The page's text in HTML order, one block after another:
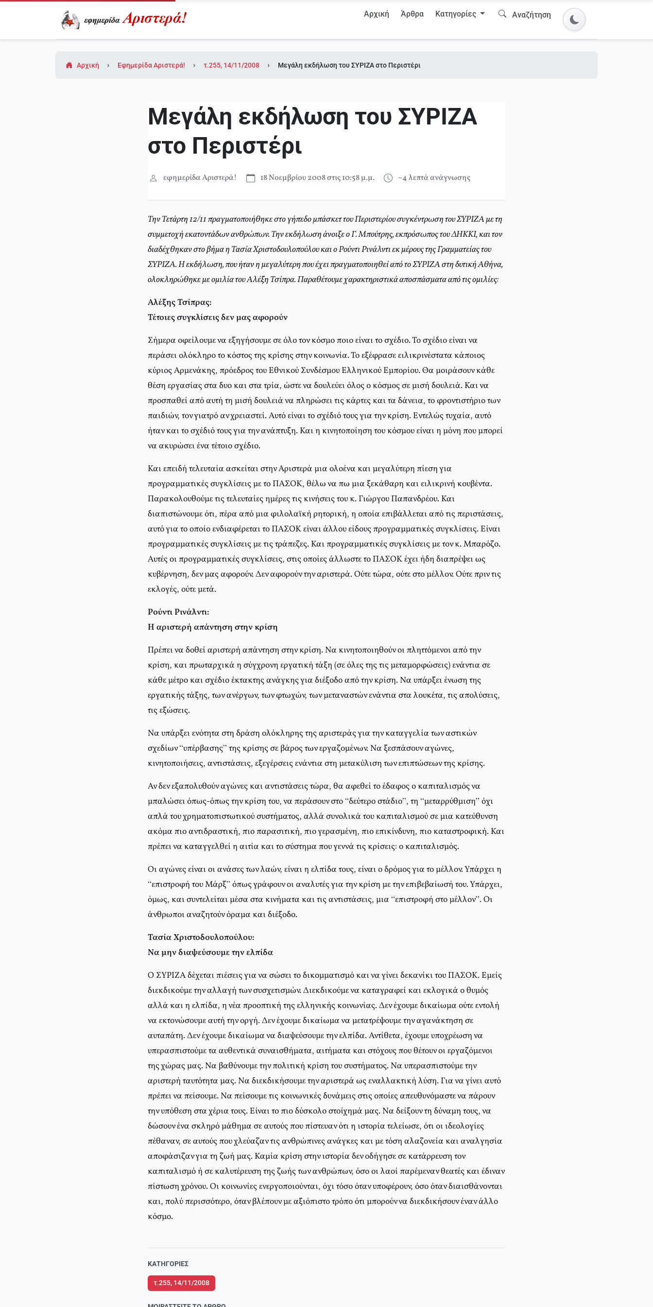
Αρχική Άρθρα Κατηγορίες Αναζήτηση
Αρχική Εφημερίδα Αριστερά! τ.255, 14/11/2008 Μεγάλη εκδήλωση του ΣΥΡΙΖΑ στο Περιστέρι
Μεγάλη εκδήλωση του ΣΥΡΙΖΑ
στο Περιστέρι
εφημερίδα Αριστερά! 18 Νοεμβρίου 2008 στις 10:58 μ.μ. ~4 λεπτά ανάγνωσης
Την Τετάρτη 12/11 πραγματοποιήθηκε στο γήπεδο μπάσκετ του Περιστερίου συγκέντρωση του ΣΥΡΙΖΑ με τη
συμμετοχή εκατοντάδων ανθρώπων. Την εκδήλωση άνοιξε ο Γ. Μπούτρης, εκπρόσωπος του ΔΗΚΚΙ, και τον
διαδέχθηκαν στο βήμα η Τασία Χριστοδουλοπούλου και ο Ρούντι Ρινάλντι εκ μέρους της Γραμματείας του
ΣΥΡΙΖΑ. Η εκδήλωση, που ήταν η μεγαλύτερη που έχει πραγματοποιηθεί από το ΣΥΡΙΖΑ στη δυτική Αθήνα,
ολοκληρώθηκε με ομιλία του Αλέξη Τσίπρα. Παραθέτουμε χαρακτηριστικά αποσπάσματα από τις ομιλίες:
Αλέξης Τσίπρας:
Τέτοιες συγκλίσεις δεν μας αφορούν
Σήμερα οφείλουμε να εξηγήσουμε σε όλο τον κόσμο ποιο είναι το σχέδιο. Το σχέδιο είναι να
περάσει ολόκληρο το κόστος της κρίσης στην κοινωνία. Το εξέφρασε ειλικρινέστατα κάποιος
κύριος Αρμενάκης, πρόεδρος του Εθνικού Συνδέσμου Ελληνικού Εμπορίου. Θα μοιράσουν κάθε
θέση εργασίας στα δυο και στα τρία, ώστε να δουλεύει όλος ο κόσμος σε μισή δουλειά. Και να
προσπαθεί από αυτή τη μισή δουλειά να πληρώσει τις κάρτες και τα δάνεια, το φροντιστήριο των
παιδιών, τον γιατρό αν χρειαστεί. Αυτό είναι το σχέδιό τους για την κρίση. Εντελώς τυχαία, αυτό
ήταν και το σχέδιό τους για την ανάπτυξη. Και η κινητοποίηση του κόσμου είναι η μόνη που μπορεί
να ακυρώσει ένα τέτοιο σχέδιο.
Και επειδή τελευταία ασκείται στην Αριστερά μια ολοένα και μεγαλύτερη πίεση για
προγραμματικές συγκλίσεις με το ΠΑΣΟΚ, θέλω να πω μια ξεκάθαρη και ειλικρινή κουβέντα.
Παρακολουθούμε τις τελευταίες ημέρες τις κινήσεις του κ. Γιώργου Παπανδρέου. Και
διαπιστώνουμε ότι, πέρα από μια φιλολαϊκή ρητορική, η οποία επιβάλλεται από τις περιστάσεις,
αυτό για το οποίο ενδιαφέρεται το ΠΑΣΟΚ είναι άλλου είδους προγραμματικές συγκλίσεις. Είναι
προγραμματικές συγκλίσεις με τις τράπεζες. Και προγραμματικές συγκλίσεις με τον κ. Μπαρόζο.
Αυτές οι προγραμματικές συγκλίσεις, στις οποίες άλλωστε το ΠΑΣΟΚ έχει ήδη διαπρέψει ως
κυβέρνηση, δεν μας αφορούν. Δεν αφορούν την αριστερά. Ούτε τώρα, ούτε στο μέλλον. Ούτε πριν τις
εκλογές, ούτε μετά.
Ρούντι Ρινάλντι:
Η αριστερή απάντηση στην κρίση
Πρέπει να δοθεί αριστερή απάντηση στην κρίση. Να κινητοποιηθούν οι πληττόμενοι από την
κρίση, και πρωταρχικά η σύγχρονη εργατική τάξη (σε όλες της τις μεταμορφώσεις) ενάντια σε
κάθε μέτρο και σχέδιο έκτακτης ανάγκης για διέξοδο από την κρίση. Να υπάρξει ένωση της
εργατικής τάξης, των ανέργων, των φτωχών, των μεταναστών ενάντια στα λουκέτα, τις απολύσεις,
τις εξώσεις.
Να υπάρξει ενότητα στη δράση ολόκληρης της αριστεράς για την καταγγελία των αστικών
σχεδίων “υπέρβασης” της κρίσης σε βάρος των εργαζομένων. Να ξεσπάσουν αγώνες,
κινητοποιήσεις, αντιστάσεις, εξεγέρσεις ενάντια στη μετακύλιση των επιπτώσεων της κρίσης.
Αν δεν εξαπολυθούν αγώνες και αντιστάσεις τώρα, θα αφεθεί το έδαφος ο καπιταλισμός να
μπαλώσει όπως-όπως την κρίση του, να περάσουν στο “δεύτερο στάδιο”, τη “μεταρρύθμιση” όχι
απλά του χρηματοπιστωτικού συστήματος, αλλά συνολικά του καπιταλισμού σε μια κατεύθυνση
ακόμα πιο αντιδραστική, πιο παρασιτική, πιο γερασμένη, πιο επικίνδυνη, πιο καταστροφική. Και
πρέπει να καταγγελθεί η αιτία και το σύστημα που γεννά τις κρίσεις: ο καπιταλισμός.
Οι αγώνες είναι οι ανάσες των λαών, είναι η ελπίδα τους, είναι ο δρόμος για το μέλλον. Υπάρχει η
“επιστροφή του Μάρξ” όπως γράφουν οι αναλυτές για την κρίση με την επιβεβαίωσή του. Υπάρχει,
όμως, και συντελείται μέσα στα κινήματα και τις αντιστάσεις, μια “επιστροφή στο μέλλον”. Οι
άνθρωποι αναζητούν όραμα και διέξοδο.
Τασία Χριστοδουλοπούλου:
Να μην διαψεύσουμε την ελπίδα
Ο ΣΥΡΙΖΑ δέχεται πιέσεις για να σώσει το δικομματισμό και να γίνει δεκανίκι του ΠΑΣΟΚ. Εμείς
διεκδικούμε την αλλαγή των συσχετισμών. Διεκδικούμε να καταγραφεί και εκλογικά ο θυμός
αλλά και η ελπίδα, η νέα προοπτική της ελληνικής κοινωνίας. Δεν έχουμε δικαίωμα ούτε εντολή
να εκτονώσουμε αυτή την οργή. Δεν έχουμε δικαίωμα να μετατρέψουμε την αγανάκτηση σε
αυταπάτη. Δεν έχουμε δικαίωμα να διαψεύσουμε την ελπίδα. Αντίθετα, έχουμε υποχρέωση να
υπερασπιστούμε τα αυθεντικά συναισθήματα, αιτήματα και στόχους που θέτουν οι εργαζόμενοι
της χώρας μας. Να βαθύνουμε την πολιτική κρίση του συστήματος. Να υπερασπιστούμε την
αριστερή ταυτότητα μας. Να διεκδικήσουμε την αριστερά ως εναλλακτική λύση. Για να γίνει αυτό
πρέπει να πείσουμε. Να πείσουμε τις κοινωνικές δυνάμεις στις οποίες απευθυνόμαστε να πάρουν
την υπόθεση στα χέρια τους. Είναι το πιο δύσκολο στοίχημά μας. Να δείξουν τη δύναμη τους, να
δώσουν ένα σκληρό μάθημα σε αυτούς που πίστευαν ότι η ιστορία τελείωσε, ότι οι ιδεολογίες
πέθαναν, σε αυτούς που χλεύαζαν τις ανθρώπινες ανάγκες και με τόση αλαζονεία και αναλγησία
αποφάσιζαν για τη ζωή μας. Καμία κρίση στην ιστορία δεν οδήγησε σε κατάρρευση τον
καπιταλισμό ή σε καλυτέρευση της ζωής των ανθρώπων, όσο οι λαοί παρέμεναν θεατές και έδιναν
πίστωση χρόνου. Οι κοινωνίες ενεργοποιούνται, όχι τόσο όταν υποφέρουν, όσο όταν διαισθάνονται
και, πολύ περισσότερο, όταν βλέπουν με αξιόπιστο τρόπο ότι μπορούν να διεκδικήσουν έναν άλλο
κόσμο.
ΚΑΤΗΓΟΡΊΕΣ
τ.255, 14/11/2008